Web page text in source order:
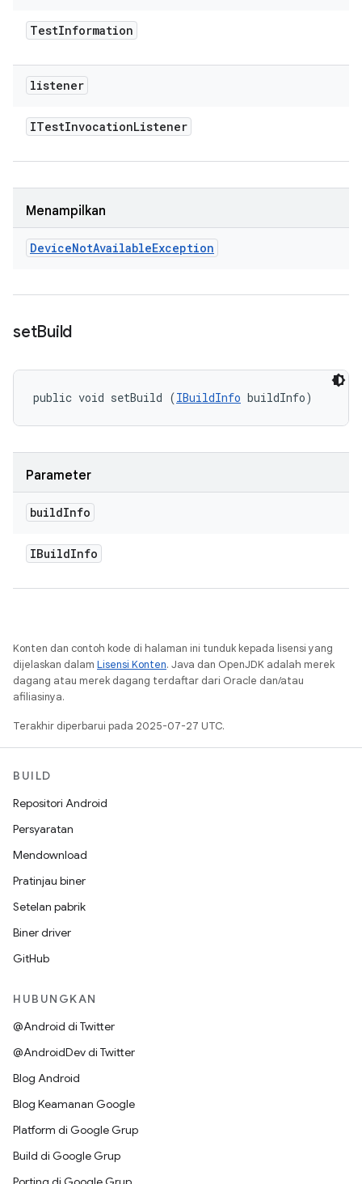
TestInformation
listener
ITestInvocationListener
Menampilkan
DeviceNotAvailableException
setBuild
public void setBuild (IBuildInfo buildInfo)
Parameter
buildInfo
IBuildInfo
Konten dan contoh kode di halaman ini tunduk kepada lisensi yang
dijelaskan dalam Lisensi Konten. Java dan OpenJDK adalah merek
dagang atau merek dagang terdaftar dari Oracle dan/atau
afiliasinya.
Terakhir diperbarui pada 2025-07-27 UTC.
BUILD
Repositori Android
Persyaratan
Mendownload
Pratinjau biner
Setelan pabrik
Biner driver
GitHub
HUBUNGKAN
@Android di Twitter
@AndroidDev di Twitter
Blog Android
Blog Keamanan Google
Platform di Google Grup
Build di Google Grup